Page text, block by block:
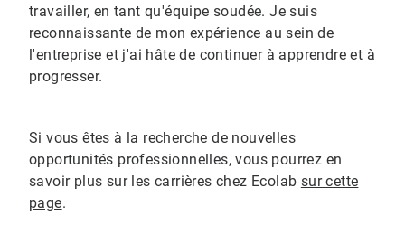
travailler, en tant qu'équipe soudée. Je suis
reconnaissante de mon expérience au sein de
l'entreprise et j'ai hâte de continuer à apprendre et à
progresser.
Si vous êtes à la recherche de nouvelles
opportunités professionnelles, vous pourrez en
savoir plus sur les carrières chez Ecolab sur cette
page.